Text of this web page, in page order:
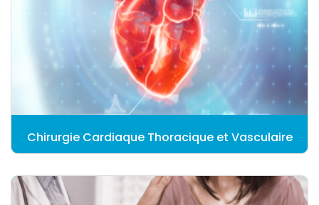
Chirurgie Cardiaque Thoracique et Vasculaire